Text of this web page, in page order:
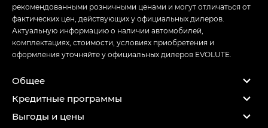
рекомендованными розничными ценами и могут отличаться от
фактических цен, действующих у официальных дилеров.
Актуальную информацию о наличии автомобилей,
комплектациях, стоимости, условиях приобретения и
оформления уточняйте у официальных дилеров EVOLUTE.
Общее
Кредитные программы
Выгоды и цены